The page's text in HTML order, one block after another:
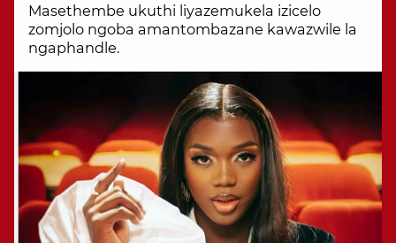
Masethembe ukuthi liyazemukela izicelo
zomjolo ngoba amantombazane kawazwile la
ngaphandle.